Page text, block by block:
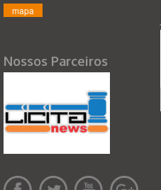
mapa
Nossos Parceiros